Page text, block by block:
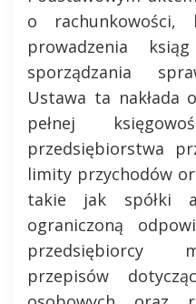
o rachunkowości,
prowadzenia
sporządzania
Ustawa ta nakłada
pełnej
przedsiębiorstwa
limity przychodów
takie jak spółki
ograniczoną
przedsiębiorcy
przepisów